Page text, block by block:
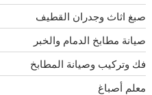
صبغ اثاث وجدران القطيف
صيانة مطابخ الدمام والخبر
فك وتركيب وصيانة المطابخ
معلم أصباغ